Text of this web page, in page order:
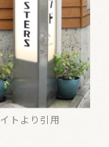
トより引用